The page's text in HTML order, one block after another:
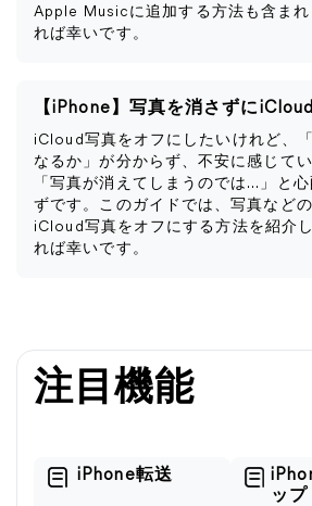
Apple Musicに追加する方法も含まれ
れば幸いです。
iCloud写真をオフにしたいけれど、
なるか」が分からず、不安に感じて
「写真が消えてしまうのでは…」と
ずです。このガイドでは、写真など
iCloud写真をオフにする方法を紹介
れば幸いです。
注目機能
iPhone転送
ップ